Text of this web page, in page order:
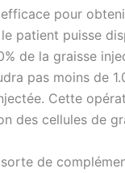
pour
patient puisse
de la graisse
pas moins de
Cette
des cellules de
de